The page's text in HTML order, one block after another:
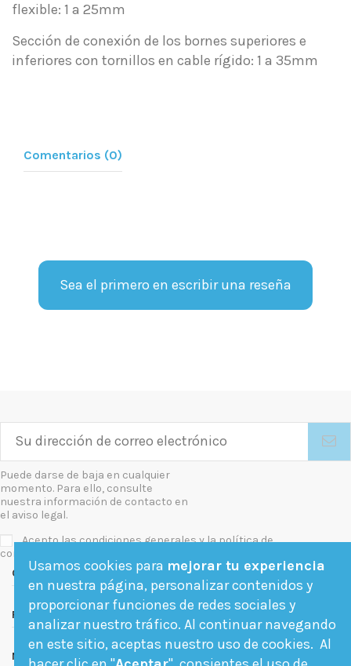
flexible: 1 a 25mm
Sección de conexión de los bornes superiores e
inferiores con tornillos en cable rígido: 1 a 35mm
Comentarios (0)
Sea el primero en escribir una reseña
Puede darse de baja en cualquier
momento. Para ello, consulte
nuestra información de contacto en
el aviso legal.
Acepto las condiciones generales y la política de
confidencialidad
Contact us
Follow us
Newsletter
Usamos cookies para mejorar tu experiencia
en nuestra página, personalizar contenidos y
proporcionar funciones de redes sociales y
analizar nuestro tráfico. Al continuar navegando
en este sitio, aceptas nuestro uso de cookies. Al